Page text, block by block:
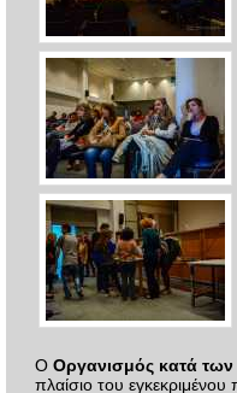
Ο Οργανισμός κατά
πλαίσιο του